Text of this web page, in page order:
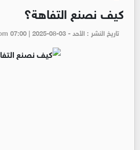
كيف نصنع التفاهة؟
تاريخ النشر : الأحد - pm 07:00 | 2025-08-03